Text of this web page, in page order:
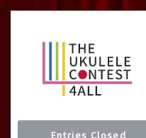
Entries Closed